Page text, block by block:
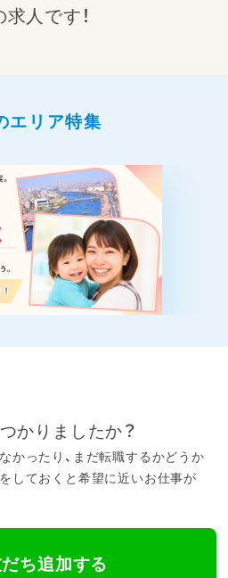
人です！
エリア特集
かりましたか？
かったり、まだ転職するかどうか
しておくと希望に近いお仕事が
ち追加する